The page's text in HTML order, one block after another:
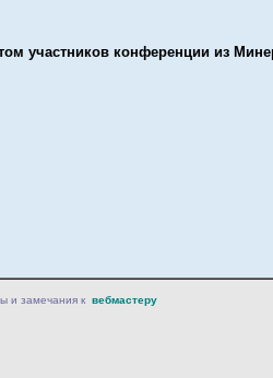
участников конференции из
и замечания к вебмастеру